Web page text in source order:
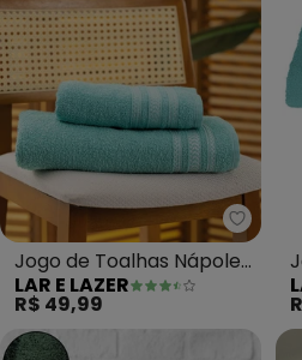
Lar e
Jogo de Toalhas Nápoles
(Verde) 2 Peças
LAR E LAZER
R$ 49,99